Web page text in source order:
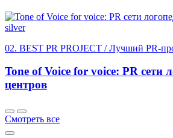
silver
02. BEST PR PROJECT / Лучший PR-
Tone of Voice for voice: PR сети
центров
Смотреть все